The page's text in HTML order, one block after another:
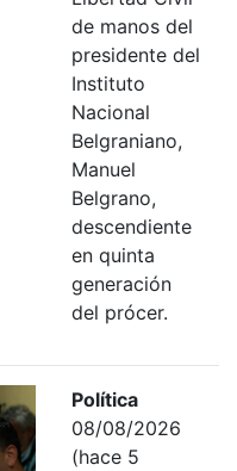
de manos del
presidente del
Instituto
Nacional
Belgraniano,
Manuel
Belgrano,
descendiente
en quinta
generación
del prócer.
Política
08/08/2026
(hace 5